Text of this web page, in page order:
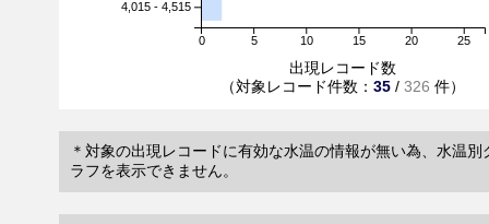
0 5 10 15 20 25
4,015 - 4,515
出現レコード数
（対象レコード件数： 35 / 326 件）
＊対象の出現レコードに有効な水温の情報が無い為、水温別
ラフを表示できません。